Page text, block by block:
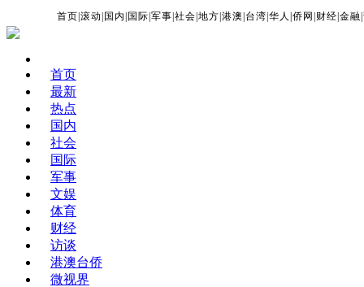
首页 |滚动 国内 国际 |军事 |社会 |地方 |港澳 台湾 |华人 |侨网 财经 |金融 |
首页
最新
热点
国内
社会
国际
军事
文娱
体育
财经
访谈
港澳台侨
微视界